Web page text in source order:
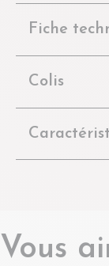
Fiche
Colis
Vous